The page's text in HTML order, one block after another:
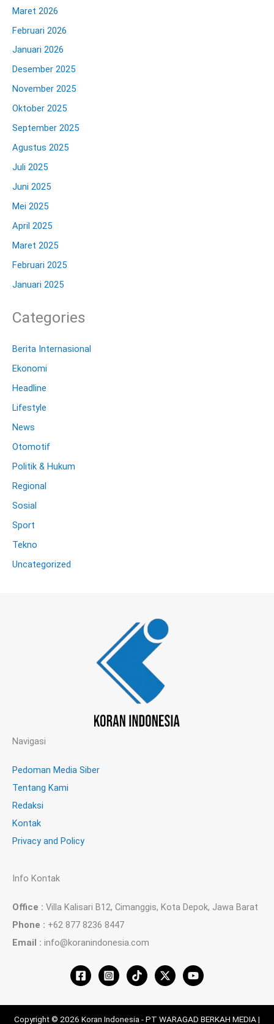
Maret 2026
Februari 2026
Januari 2026
Desember 2025
November 2025
Oktober 2025
September 2025
Agustus 2025
Juli 2025
Juni 2025
Mei 2025
April 2025
Maret 2025
Februari 2025
Januari 2025
Categories
Berita Internasional
Ekonomi
Headline
Lifestyle
News
Otomotif
Politik & Hukum
Regional
Sosial
Sport
Tekno
Uncategorized
Navigasi
Pedoman Media Siber
Tentang Kami
Redaksi
Kontak
Privacy and Policy
Info Kontak
Office : Villa Kalisari B12, Cimanggis, Kota Depok, Jawa Barat
Phone : +62 877 8236 8447
Email : info@koranindonesia.com
Copyright © 2026 Koran Indonesia - PT WARAGAD BERKAH MEDIA |